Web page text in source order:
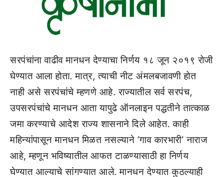
सरपंचांना वाढीव मानधन देण्याचा निर्णय १८ जून २०१९ रोजी
घेण्यात आला होता. मात्र, त्याची नीट अंमलबजावणी होत
नाही असे सरपंचांचे म्हणणे आहे. राज्यातील सर्व सरपंच,
उपसरपंचांचे मानधन आता यापुढे ऑनलाइन पद्धतीने तात्काळ
जमा करण्याचे आदेश राज्य शासनाने दिले आहेत. काही
महिन्यांपासून मानधन मिळत नसल्याने ‘गाव कारभारी’ नाराज
आहे, म्हणून भविष्यातील आफत टाळण्यासाठी हा निर्णय
घेण्यात आल्याचे सांगण्यात आले. मानधन देण्यात कुठल्याही